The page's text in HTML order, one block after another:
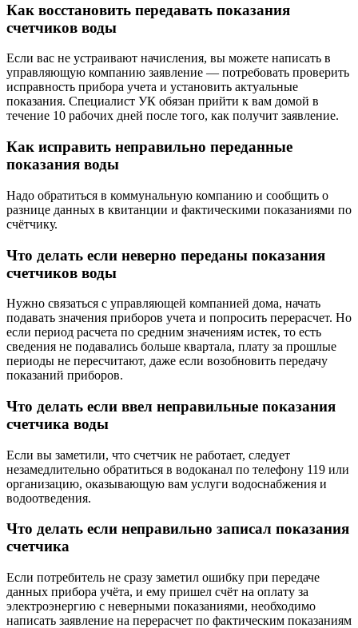
Как восстановить передавать показания
счетчиков воды
Если вас не устраивают начисления, вы можете написать в
управляющую компанию заявление — потребовать проверить
исправность прибора учета и установить актуальные
показания. Специалист УК обязан прийти к вам домой в
течение 10 рабочих дней после того, как получит заявление.
Как исправить неправильно переданные
показания воды
Надо обратиться в коммунальную компанию и сообщить о
разнице данных в квитанции и фактическими показаниями по
счётчику.
Что делать если неверно переданы показания
счетчиков воды
Нужно связаться с управляющей компанией дома, начать
подавать значения приборов учета и попросить перерасчет. Но
если период расчета по средним значениям истек, то есть
сведения не подавались больше квартала, плату за прошлые
периоды не пересчитают, даже если возобновить передачу
показаний приборов.
Что делать если ввел неправильные показания
счетчика воды
Если вы заметили, что счетчик не работает, следует
незамедлительно обратиться в водоканал по телефону 119 или
организацию, оказывающую вам услуги водоснабжения и
водоотведения.
Что делать если неправильно записал показания
счетчика
Если потребитель не сразу заметил ошибку при передаче
данных прибора учёта, и ему пришел счёт на оплату за
электроэнергию с неверными показаниями, необходимо
написать заявление на перерасчет по фактическим показаниям